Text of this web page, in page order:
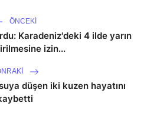
ÖNCEKI
Karadeniz'deki 4 ilde yarın
izin...
düşen iki kuzen hayatını